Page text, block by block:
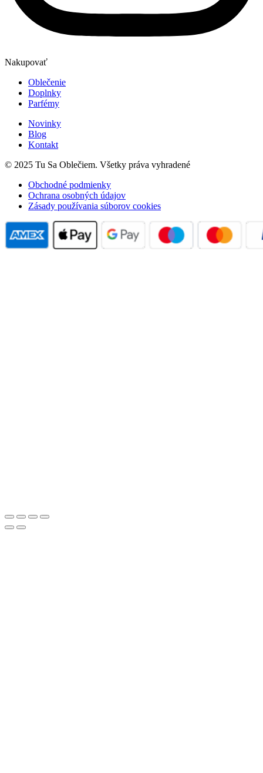
Nakupovať
Oblečenie
Doplnky
Parfémy
Novinky
Blog
Kontakt
© 2025 Tu Sa Oblečiem. Všetky práva vyhradené
Obchodné podmienky
Ochrana osobných údajov
Zásady používania súborov cookies